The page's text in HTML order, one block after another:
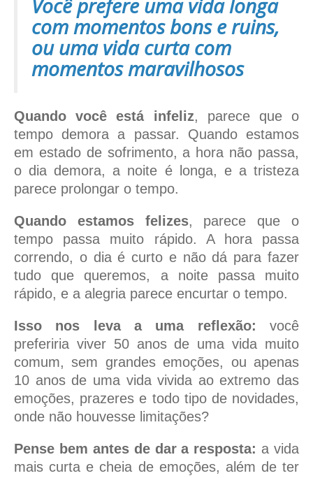
Você prefere uma vida longa
com momentos bons e ruins,
ou uma vida curta com
momentos maravilhosos
Quando você está infeliz, parece que o
tempo demora a passar. Quando estamos
em estado de sofrimento, a hora não passa,
o dia demora, a noite é longa, e a tristeza
parece prolongar o tempo.
Quando estamos felizes, parece que o
tempo passa muito rápido. A hora passa
correndo, o dia é curto e não dá para fazer
tudo que queremos, a noite passa muito
rápido, e a alegria parece encurtar o tempo.
Isso nos leva a uma reflexão: você
preferiria viver 50 anos de uma vida muito
comum, sem grandes emoções, ou apenas
10 anos de uma vida vivida ao extremo das
emoções, prazeres e todo tipo de novidades,
onde não houvesse limitações?
Pense bem antes de dar a resposta: a vida
mais curta e cheia de emoções, além de ter